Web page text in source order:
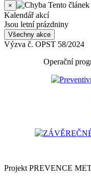
×
Tento
Kalendář akcí
Jsou letní prázdniny
Všechny akce
Výzva č. OPST 58/2024
Operační
Projekt PREVENCE